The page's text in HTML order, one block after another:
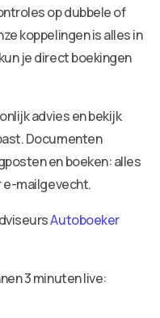
op dubbele of
koppelingen is alles in
je direct boekingen
advies en bekijk
Documenten
en boeken: alles
e-mailgevecht.
Autoboeker
3 minuten live: